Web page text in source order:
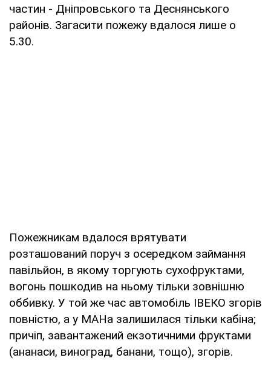
частин - Дніпровського та Деснянського
районів. Загасити пожежу вдалося лише о
5.30.
Пожежникам вдалося врятувати
розташований поруч з осередком займання
павільйон, в якому торгують сухофруктами,
вогонь пошкодив на ньому тільки зовнішню
оббивку. У той же час автомобіль ІВЕКО згорів
повністю, а у МАНа залишилася тільки кабіна;
причіп, завантажений екзотичними фруктами
(ананаси, виноград, банани, тощо), згорів.